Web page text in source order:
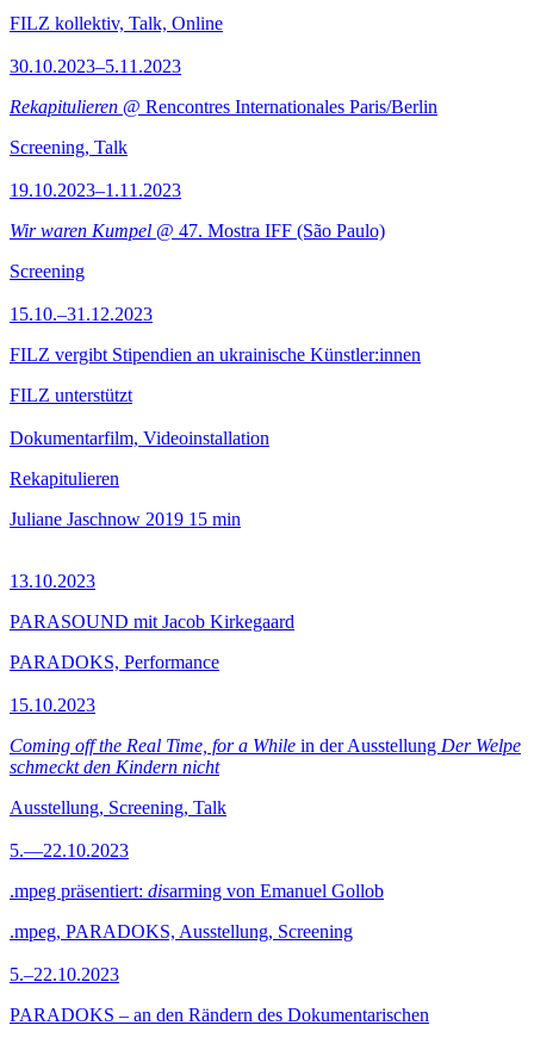
FILZ kollektiv, Talk, Online
30.10.2023–5.11.2023
Rekapitulieren @ Rencontres Internationales Paris/Berlin
Screening, Talk
19.10.2023–1.11.2023
Wir waren Kumpel @ 47. Mostra IFF (São Paulo)
Screening
15.10.–31.12.2023
FILZ vergibt Stipendien an ukrainische Künstler:innen
FILZ unterstützt
Dokumentarfilm, Videoinstallation
Rekapitulieren
Juliane Jaschnow 2019 15 min
13.10.2023
PARASOUND mit Jacob Kirkegaard
PARADOKS, Performance
15.10.2023
Coming off the Real Time, for a While in der Ausstellung Der Welpe
schmeckt den Kindern nicht
Ausstellung, Screening, Talk
5.—22.10.2023
.mpeg präsentiert: disarming von Emanuel Gollob
.mpeg, PARADOKS, Ausstellung, Screening
5.–22.10.2023
PARADOKS – an den Rändern des Dokumentarischen